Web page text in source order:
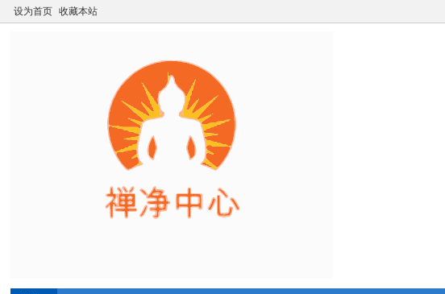
设为首页 收藏本站